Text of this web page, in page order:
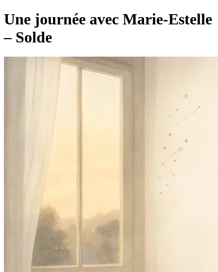
Une journée avec Marie-Estelle
– Solde